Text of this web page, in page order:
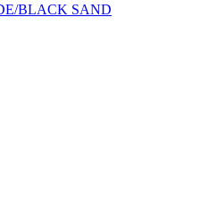
BLACK SAND